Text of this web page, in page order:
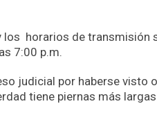
los horarios de transmisión
7:00 p.m.
judicial por haberse visto
tiene piernas más